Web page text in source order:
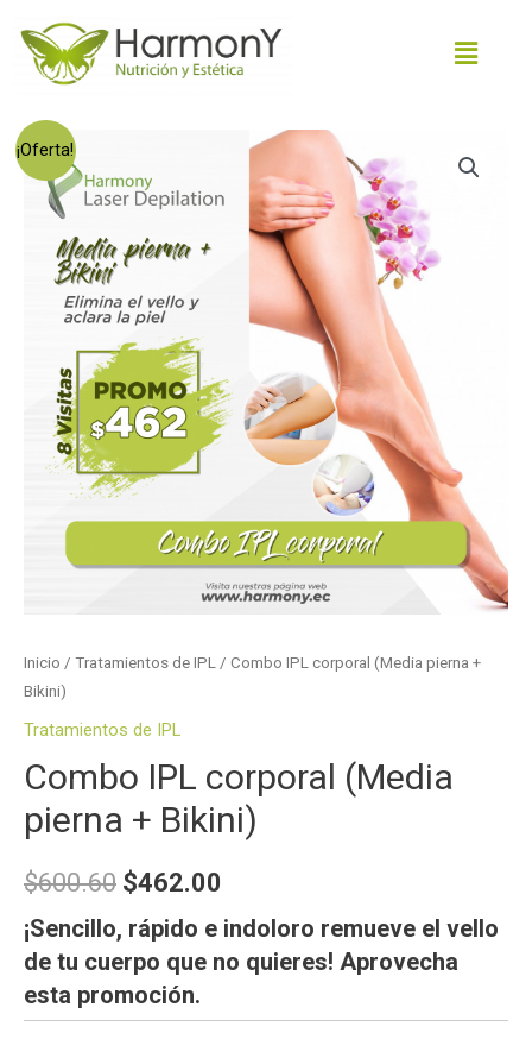
¡Oferta!
Inicio / Tratamientos de IPL / Combo IPL corporal (Media pierna +
Bikini)
Tratamientos de IPL
Combo IPL corporal (Media
pierna + Bikini)
$600.60 $462.00
¡Sencillo, rápido e indoloro remueve el vello
de tu cuerpo que no quieres! Aprovecha
esta promoción.